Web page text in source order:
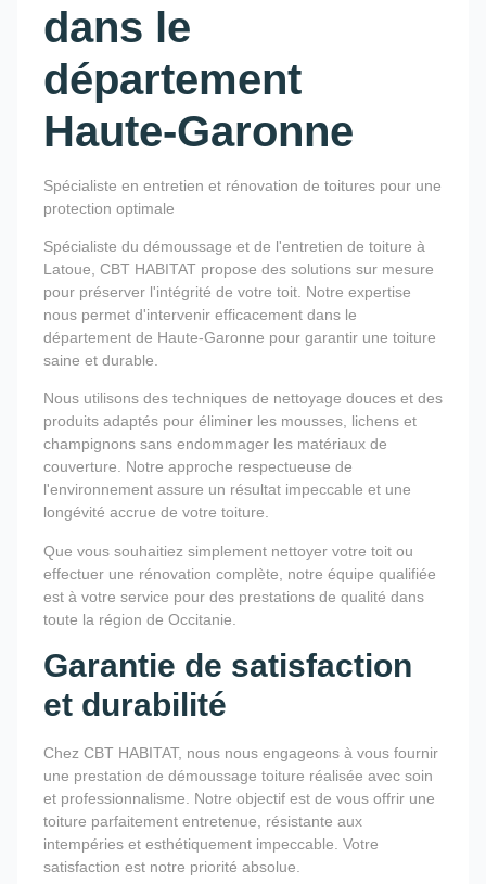
dans le
département
Haute-Garonne
Spécialiste en entretien et rénovation de toitures pour une
protection optimale
Spécialiste du démoussage et de l'entretien de toiture à
Latoue, CBT HABITAT propose des solutions sur mesure
pour préserver l'intégrité de votre toit. Notre expertise
nous permet d'intervenir efficacement dans le
département de Haute-Garonne pour garantir une toiture
saine et durable.
Nous utilisons des techniques de nettoyage douces et des
produits adaptés pour éliminer les mousses, lichens et
champignons sans endommager les matériaux de
couverture. Notre approche respectueuse de
l'environnement assure un résultat impeccable et une
longévité accrue de votre toiture.
Que vous souhaitiez simplement nettoyer votre toit ou
effectuer une rénovation complète, notre équipe qualifiée
est à votre service pour des prestations de qualité dans
toute la région de Occitanie.
Garantie de satisfaction
et durabilité
Chez CBT HABITAT, nous nous engageons à vous fournir
une prestation de démoussage toiture réalisée avec soin
et professionnalisme. Notre objectif est de vous offrir une
toiture parfaitement entretenue, résistante aux
intempéries et esthétiquement impeccable. Votre
satisfaction est notre priorité absolue.